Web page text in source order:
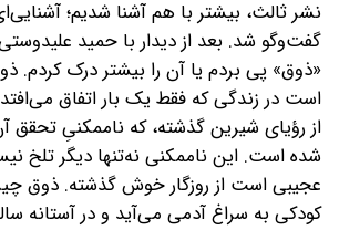
نشر ثالث، بیشتر با هم آشنا شدیم؛
گفت‌وگو شد. بعد از دیدار با حمید
«ذوق» پی بردم یا آن را بیشتر درک کردم.
است در زندگی که فقط یک بار اتفاق
از رؤیای شیرین گذشته، که ناممکنیِ تحقق
شده است. این ناممکنی نه‌تنها دیگر تلخ
عجیبی است از روزگار خوش گذشته. ذوق
کودکی به سراغ آدمی می‌آید و در آستانه